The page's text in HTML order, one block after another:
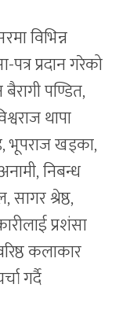
विभिन्न
प्रदान गरेको
पण्डित,
थापा
भूपराज खड्का,
निबन्ध
श्रेष्ठ,
प्रशंसा
कलाकार
गर्दै